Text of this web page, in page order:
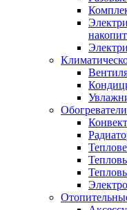
Обогреватели